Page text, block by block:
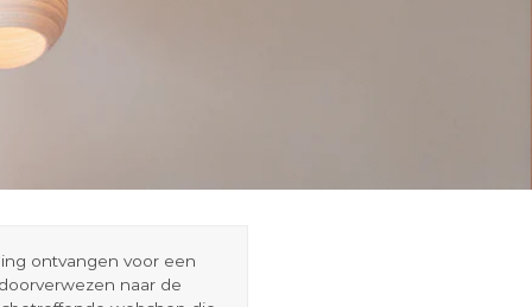
ontvangen voor een
naar de